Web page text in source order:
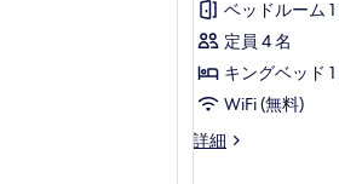
す
べ
て
の
写
台
浴
(Selection)
の
細
ル
ー
ム
キ
ン
件)
ベッドルーム 1
定員 4 名
キングベッド 1
WiFi (無料)
詳細
フ